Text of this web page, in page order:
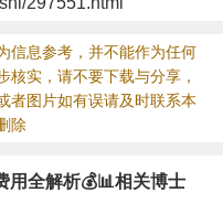
信息参考，并不能作为任何
核实，请不要下载与分享，
者图片如有误请及时联系本
除
用全解析💰📊相关博士